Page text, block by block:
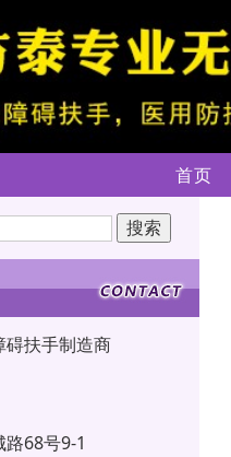
首页
碍扶手制造商
68号9-1